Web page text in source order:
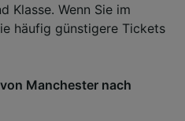
Klasse. Wenn Sie im
häufig günstigere Tickets
Manchester nach